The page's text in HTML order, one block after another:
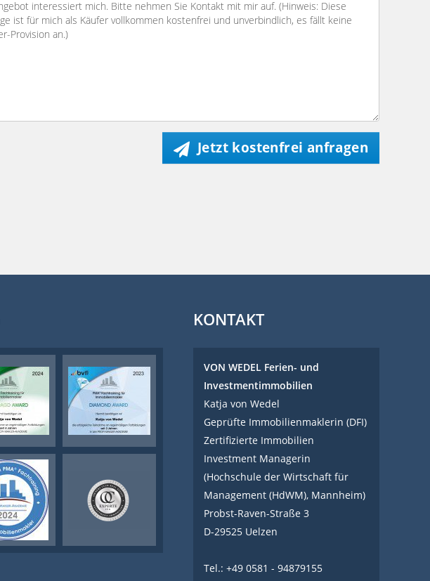
Jetzt kostenfrei anfragen
KONTAKT
VON WEDEL Ferien- und
Investmentimmobilien
Katja von Wedel
Geprüfte Immobilienmaklerin (DFI)
Zertifizierte Immobilien
Investment Managerin
(Hochschule der Wirtschaft für
Management (HdWM), Mannheim)
Probst-Raven-Straße 3
D-29525 Uelzen
Tel.: +49 0581 - 94879155